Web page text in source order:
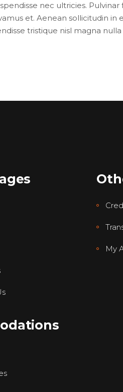
nec ultricies.
et. Aenean sollicitudin in
tristique nisl magna
My